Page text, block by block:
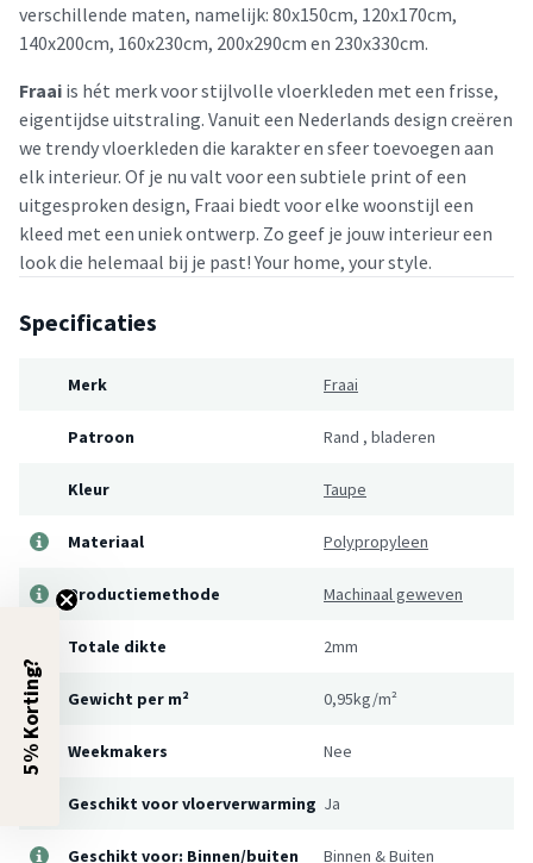
verschillende maten, namelijk: 80x150cm, 120x170cm,
140x200cm, 160x230cm, 200x290cm en 230x330cm.
Fraai is hét merk voor stijlvolle vloerkleden met een frisse,
eigentijdse uitstraling. Vanuit een Nederlands design creëren
we trendy vloerkleden die karakter en sfeer toevoegen aan
elk interieur. Of je nu valt voor een subtiele print of een
uitgesproken design, Fraai biedt voor elke woonstijl een
kleed met een uniek ontwerp. Zo geef je jouw interieur een
look die helemaal bij je past! Your home, your style.
Specificaties
Merk Fraai
Patroon Rand , bladeren
Kleur Taupe
Materiaal Polypropyleen
Productiemethode Machinaal geweven
Totale dikte 2mm
Gewicht per m² 0,95kg/m²
Weekmakers Nee
Geschikt voor vloerverwarming Ja
Geschikt voor: Binnen/buiten Binnen & Buiten
5% Korting?